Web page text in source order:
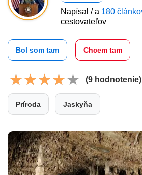
Napísal / a 180
cestovateľov
Bol som tam Chcem tam
(9 hodnotenie)
Príroda Jaskyňa